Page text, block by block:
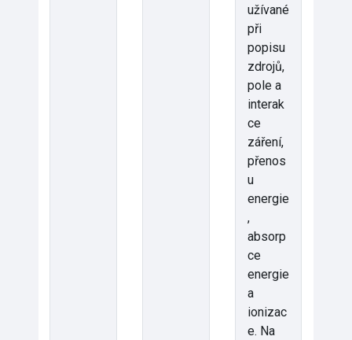
užívané
při
popisu
zdrojů,
pole a
interak
ce
záření,
přenos
u
energie
,
absorp
ce
energie
a
ionizac
e. Na